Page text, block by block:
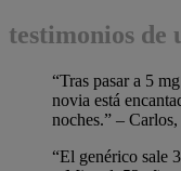
testimonios de
“Tras pasar a 5
novia está
noches.” –
“El genérico sale